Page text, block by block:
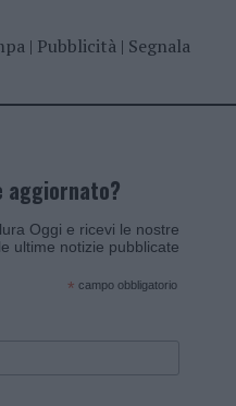
| Pubblicità| Segnala
aggiornato?
Oggi e ricevi le nostre
ultime notizie pubblicate
* campo obbligatorio